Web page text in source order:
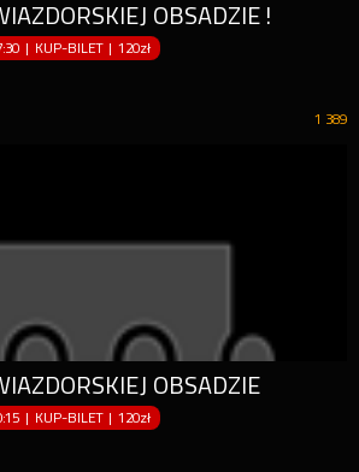
OBSADZIE!
| KUP-BILET |120zł
1 389
OBSADZIE
| KUP-BILET |120zł